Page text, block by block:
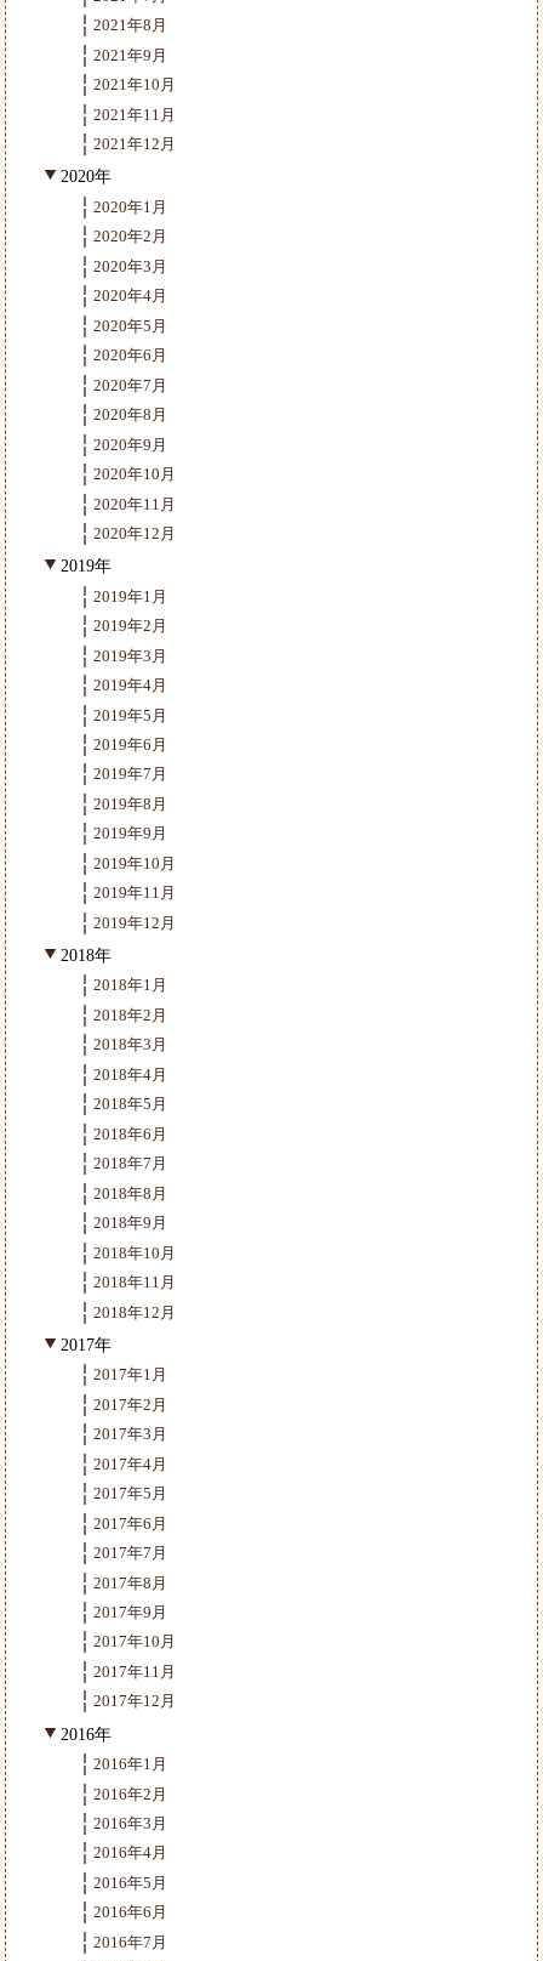
2021年8月
2021年9月
2021年10月
2021年11月
2021年12月
2020年
2020年1月
2020年2月
2020年3月
2020年4月
2020年5月
2020年6月
2020年7月
2020年8月
2020年9月
2020年10月
2020年11月
2020年12月
2019年
2019年1月
2019年2月
2019年3月
2019年4月
2019年5月
2019年6月
2019年7月
2019年8月
2019年9月
2019年10月
2019年11月
2019年12月
2018年
2018年1月
2018年2月
2018年3月
2018年4月
2018年5月
2018年6月
2018年7月
2018年8月
2018年9月
2018年10月
2018年11月
2018年12月
2017年
2017年1月
2017年2月
2017年3月
2017年4月
2017年5月
2017年6月
2017年7月
2017年8月
2017年9月
2017年10月
2017年11月
2017年12月
2016年
2016年1月
2016年2月
2016年3月
2016年4月
2016年5月
2016年6月
2016年7月